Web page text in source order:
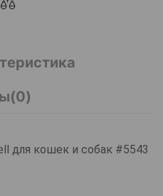
для кошек и собак #5543